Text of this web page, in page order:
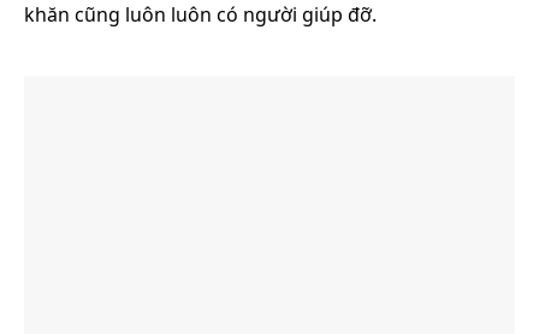
khăn cũng luôn luôn có người giúp đỡ.